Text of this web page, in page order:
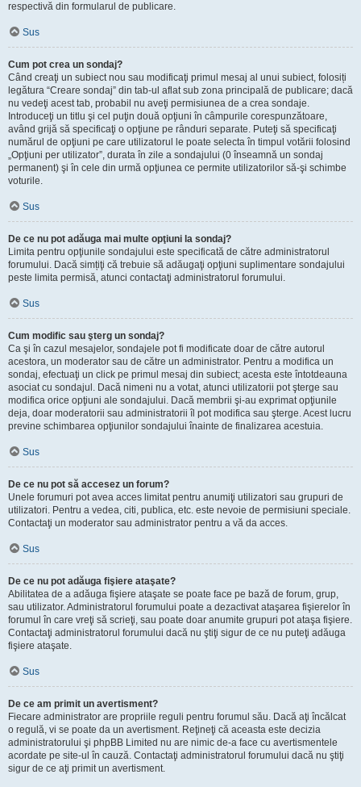
respectivă din formularul de publicare.
Sus
Cum pot crea un sondaj?
Când creaţi un subiect nou sau modificaţi primul mesaj al unui subiect, folosiți
legătura “Creare sondaj” din tab-ul aflat sub zona principală de publicare; dacă
nu vedeţi acest tab, probabil nu aveţi permisiunea de a crea sondaje.
Introduceţi un titlu şi cel puţin două opţiuni în câmpurile corespunzătoare,
având grijă să specificaţi o opţiune pe rânduri separate. Puteţi să specificaţi
numărul de opţiuni pe care utilizatorul le poate selecta în timpul votării folosind
„Opţiuni per utilizator”, durata în zile a sondajului (0 înseamnă un sondaj
permanent) şi în cele din urmă opţiunea ce permite utilizatorilor să-şi schimbe
voturile.
Sus
De ce nu pot adăuga mai multe opţiuni la sondaj?
Limita pentru opţiunile sondajului este specificată de către administratorul
forumului. Dacă simțiţi că trebuie să adăugaţi opţiuni suplimentare sondajului
peste limita permisă, atunci contactaţi administratorul forumului.
Sus
Cum modific sau şterg un sondaj?
Ca şi în cazul mesajelor, sondajele pot fi modificate doar de către autorul
acestora, un moderator sau de către un administrator. Pentru a modifica un
sondaj, efectuaţi un click pe primul mesaj din subiect; acesta este întotdeauna
asociat cu sondajul. Dacă nimeni nu a votat, atunci utilizatorii pot şterge sau
modifica orice opţiuni ale sondajului. Dacă membrii şi-au exprimat opţiunile
deja, doar moderatorii sau administratorii îl pot modifica sau şterge. Acest lucru
previne schimbarea opţiunilor sondajului înainte de finalizarea acestuia.
Sus
De ce nu pot să accesez un forum?
Unele forumuri pot avea acces limitat pentru anumiţi utilizatori sau grupuri de
utilizatori. Pentru a vedea, citi, publica, etc. este nevoie de permisiuni speciale.
Contactaţi un moderator sau administrator pentru a vă da acces.
Sus
De ce nu pot adăuga fişiere ataşate?
Abilitatea de a adăuga fişiere ataşate se poate face pe bază de forum, grup,
sau utilizator. Administratorul forumului poate a dezactivat ataşarea fişierelor în
forumul în care vreţi să scrieţi, sau poate doar anumite grupuri pot ataşa fişiere.
Contactaţi administratorul forumului dacă nu ştiţi sigur de ce nu puteţi adăuga
fişiere ataşate.
Sus
De ce am primit un avertisment?
Fiecare administrator are propriile reguli pentru forumul său. Dacă aţi încălcat
o regulă, vi se poate da un avertisment. Reţineţi că aceasta este decizia
administratorului şi phpBB Limited nu are nimic de-a face cu avertismentele
acordate pe site-ul în cauză. Contactaţi administratorul forumului dacă nu ştiţi
sigur de ce aţi primit un avertisment.